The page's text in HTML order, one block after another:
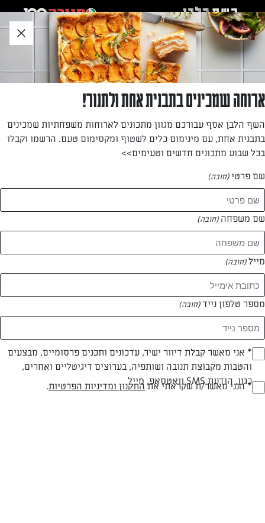
לאזור
תוכן
תחתון
שני גנון
—
המתכונים של שני גנון
1 מתכונים
ארוחה שמכינים בתבנית אחת ולתנור!
השף הלבן אסף עבורכם מגוון מתכונים לארוחות משפחתיות שמכינים
בתבנית אחת, עם מינימום כלים לשטוף ומקסימום טעם. הרשמו וקבלו
בכל שבוע מתכונים חדשים וטעימים>>
שם פרטי(חובה)
שם משפחה (חובה)
מייל(חובה)
מספר טלפון נייד(חובה)
(חובה)* אני מאשר קבלת דיוור ישיר, עדכונים ותכנים פרסומיים, מבצעים
והטבות מקבוצת תנובה ושותפיה, בערוצים דיגיטליים ואחרים,
כגון, הודעת SMS וואטסאפ, מייל(חובה)* הנני מאשר/ת שקראתי את התקנון ומדיניות הפרטיות.